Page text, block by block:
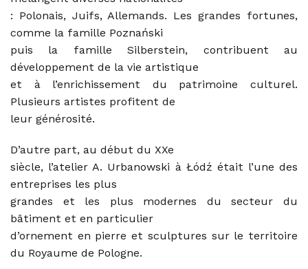
: Polonais, Juifs, Allemands. Les grandes fortunes,
comme la famille Poznański
puis la famille Silberstein, contribuent au
développement de la vie artistique
et à l’enrichissement du patrimoine culturel.
Plusieurs artistes profitent de
leur générosité.
D’autre part, au début du XXe
siècle, l’atelier A. Urbanowski à Łódź était l’une des
entreprises les plus
grandes et les plus modernes du secteur du
bâtiment et en particulier
d’ornement en pierre et sculptures sur le territoire
du Royaume de Pologne.